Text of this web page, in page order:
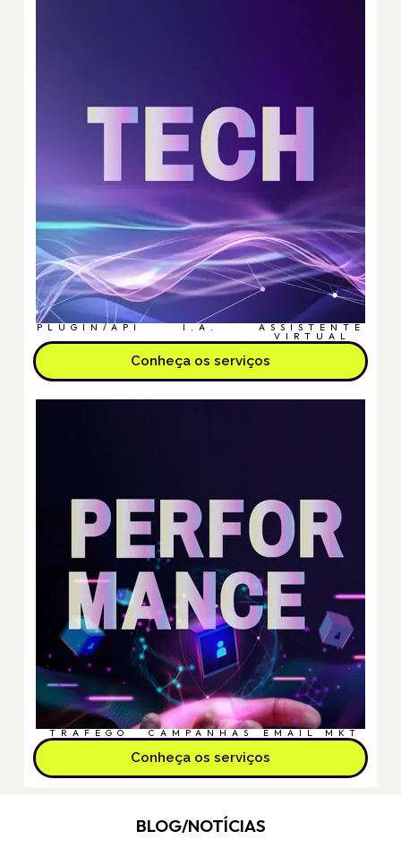
PLUGIN/API I.A. ASSISTENTE
VIRTUAL
Conheça os serviços
TRÁFEGO CAMPANHAS EMAIL MKT
Conheça os serviços
BLOG/NOTÍCIAS